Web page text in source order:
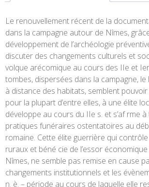
Le renouvellement récent de la
dans la campagne autour de Nîmes,
développement de l’archéologie
discuter des changements culturels et
volque arécomique au cours des IIe et Ier
tombes, dispersées dans la campagne,
à distance des habitats, semblent
pour la plupart d’entre elles, à une élite
développe au cours du IIe s. et s’af rme
pratiques funéraires ostentatoires au
romaine. Cette élite guerrière qui
ruraux et béné cie de l’essor
Nîmes, ne semble pas remise en cause
changements institutionnels et les
n. è. – période au cours de laquelle elle